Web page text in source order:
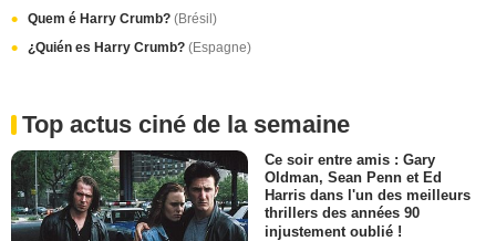
Quem é Harry Crumb? (Brésil)
¿Quién es Harry Crumb? (Espagne)
Top actus ciné de la semaine
Ce soir entre amis : Gary
Oldman, Sean Penn et Ed
Harris dans l'un des meilleurs
thrillers des années 90
injustement oublié !